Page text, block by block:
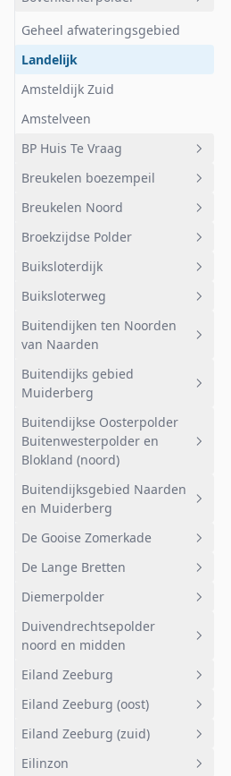
Deelgebied 9
Noord
Noord-west
Noord-oost
Oost
Midden
West
Zuid
Geheel afwateringsgebied
Landelijk
Amsteldijk Zuid
Amstelveen
BP Huis Te Vraag
Geheel afwateringsgebied
BP Huis Te Vraag
Breukelen boezempeil
Geheel afwateringsgebied
Breukelen boezempeil
Breukelen Noord
Geheel afwateringsgebied
Breukelen Noord
Landelijk
Broekzijdse Polder
Geheel afwateringsgebied
Landelijk
Abcoude
Buiksloterdijk
Geheel afwateringsgebied
Buiksloterdijk
Buiksloterweg
Geheel afwateringsgebied
Buitendijken ten Noorden
van Naarden
Geheel afwateringsgebied
Schapenmeent
Haverland
Buitendijks gebied
Muiderberg
Geheel afwateringsgebied
Buitendijks gebied
Buitendijkse Oosterpolder
Buitenwesterpolder en
Blokland (noord)
Geheel afwateringsgebied
Bemalen gebied
Buitendijksgebied Naarden
en Muiderberg
Geheel afwateringsgebied
Buitendijksgebied Naarden en
Muiderberg
De Gooise Zomerkade
Geheel afwateringsgebied
De Gooise Zomerkade
De Lange Bretten
Geheel afwateringsgebied
Natuurgebied
Diemerpolder
Geheel afwateringsgebied
Duivendrechtsepolder
noord en midden
Geheel afwateringsgebied
Duivendrechtsepolder noord
en midden
Eiland Zeeburg
Geheel afwateringsgebied
Eiland Zeeburg
Eiland Zeeburg (oost)
Geheel afwateringsgebied
Eiland Zeeburg (oost)
Eiland Zeeburg (zuid)
Geheel afwateringsgebied
Eilinzon